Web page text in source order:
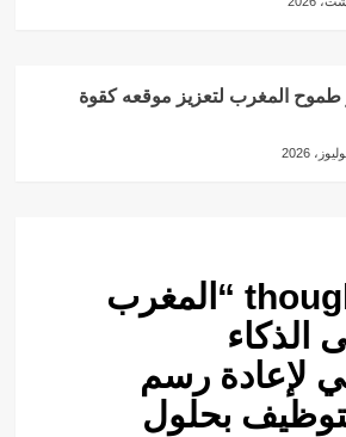
طموح المغرب لتعزيز موقعه كقوة
المغرب
الذكاء
لإعادة رسم
بحلول